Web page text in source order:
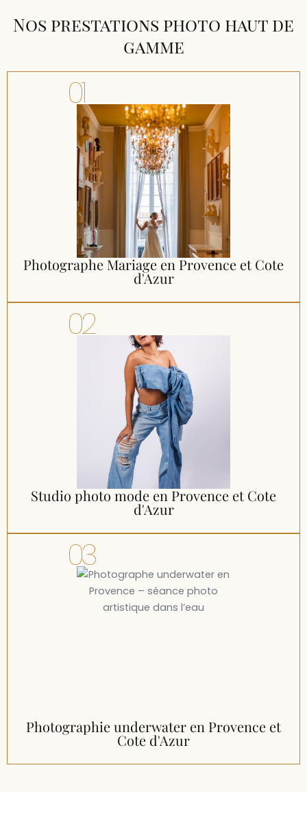
Nos prestations photo haut de
gamme
01
Photographe Mariage en Provence et Cote
d'Azur
02
Studio photo mode en Provence et Cote
d'Azur
03
Photographie underwater en Provence et
Cote d'Azur